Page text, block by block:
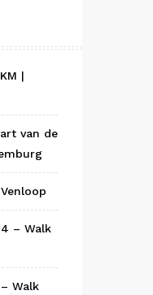
|
van de
– Walk
Walk